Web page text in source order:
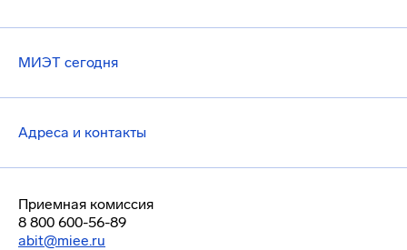
МИЭТ сегодня
Адреса и контакты
Приемная комиссия
8 800 600-56-89
abit@miee.ru